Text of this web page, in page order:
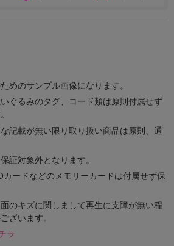
めのサンプル画像になります。
ぐるみのタグ、コード類は原則付属せず
記載が無い限り取り扱い商品は原則、通
証対象外となります。
ードなどのメモリーカードは付属せず保
のキズに関しまして再生に支障が無い程
ざいます。
ラ